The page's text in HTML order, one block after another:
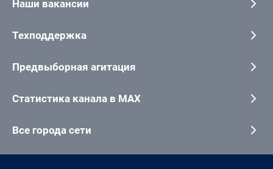
Наши вакансии
Техподдержка
Предвыборная агитация
Статистика канала в MAX
Все города сети